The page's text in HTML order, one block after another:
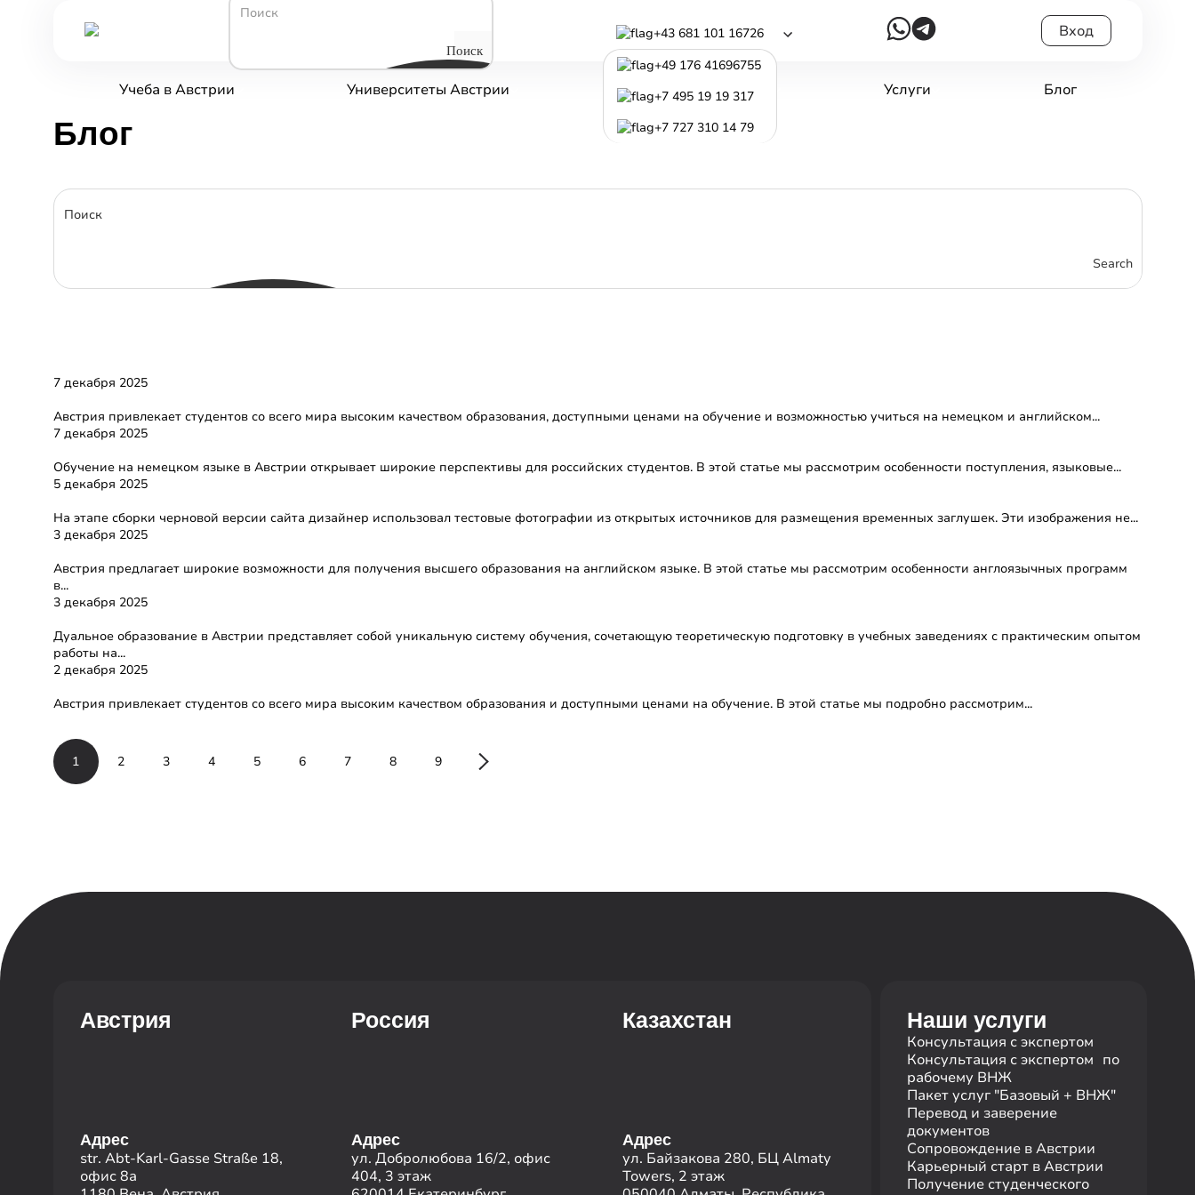
Поиск
+43 681 101 16726
+49 176 41696755
+7 495 19 19 317
+7 727 310 14 79
Вход
Учеба в Австрии Университеты Австрии Программы обучения Услуги Блог
Блог
Search
7 декабря 2025
Австрия привлекает студентов со всего мира высоким качеством образования, доступными ценами на обучение и возможностью учиться на немецком и английском...
7 декабря 2025
Обучение на немецком языке в Австрии открывает широкие перспективы для российских студентов. В этой статье мы рассмотрим особенности поступления, языковые...
5 декабря 2025
На этапе сборки черновой версии сайта дизайнер использовал тестовые фотографии из открытых источников для размещения временных заглушек. Эти изображения не...
3 декабря 2025
Австрия предлагает широкие возможности для получения высшего образования на английском языке. В этой статье мы рассмотрим особенности англоязычных программ
в...
3 декабря 2025
Дуальное образование в Австрии представляет собой уникальную систему обучения, сочетающую теоретическую подготовку в учебных заведениях с практическим опытом
работы на...
2 декабря 2025
Австрия привлекает студентов со всего мира высоким качеством образования и доступными ценами на обучение. В этой статье мы подробно рассмотрим...
1 2 3 4 5 6 7 8 9
Австрия
Адрес
str. Abt-Karl-Gasse Straße 18,
офис 8a
Россия
Адрес
ул. Добролюбова 16/2, офис
404, 3 этаж
Казахстан
Адрес
ул. Байзакова 280, БЦ Almaty
Towers, 2 этаж
Наши услуги
Консультация с экспертом
Консультация с экспертом по
рабочему ВНЖ
Пакет услуг "Базовый + ВНЖ"
Перевод и заверение
документов
Сопровождение в Австрии
Карьерный старт в Австрии
Получение студенческого